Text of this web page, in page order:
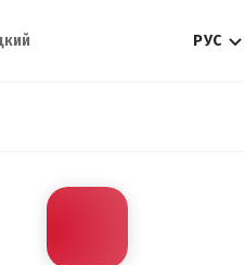
РУС